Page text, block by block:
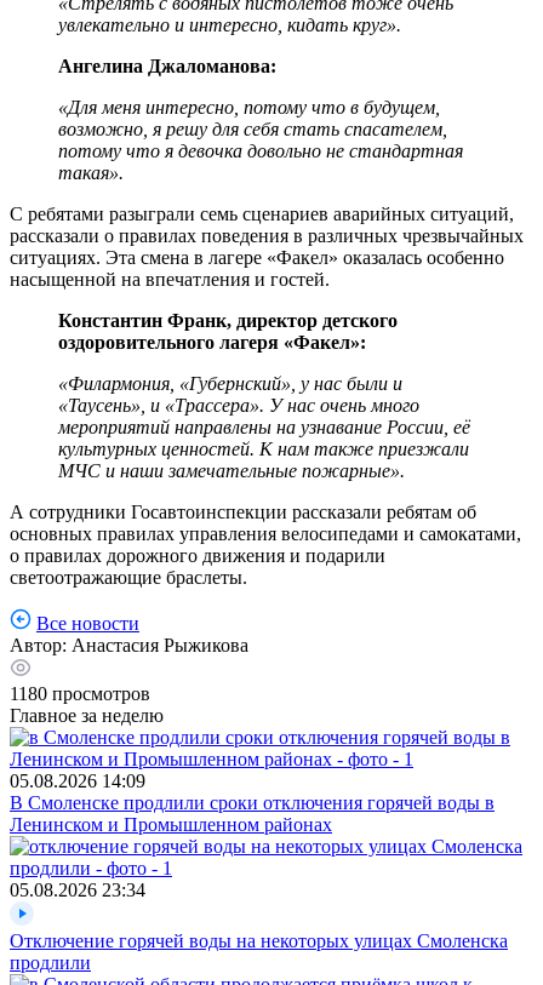
увлекательно и интересно, кидать круг».
Ангелина Джаломанова:
«Для меня интересно, потому что в будущем,
возможно, я решу для себя стать спасателем,
потому что я девочка довольно не стандартная
такая».
С ребятами разыграли семь сценариев аварийных ситуаций,
рассказали о правилах поведения в различных чрезвычайных
ситуациях. Эта смена в лагере «Факел» оказалась особенно
насыщенной на впечатления и гостей.
Константин Франк, директор детского
оздоровительного лагеря «Факел»:
«Филармония, «Губернский», у нас были и
«Таусень», и «Трассера». У нас очень много
мероприятий направлены на узнавание России, её
культурных ценностей. К нам также приезжали
МЧС и наши замечательные пожарные».
А сотрудники Госавтоинспекции рассказали ребятам об
основных правилах управления велосипедами и самокатами,
о правилах дорожного движения и подарили
светоотражающие браслеты.
Все новости
Автор: Анастасия Рыжикова
1180 просмотров
Главное за неделю
05.08.2026 14:09
В Смоленске продлили сроки отключения горячей воды в
Ленинском и Промышленном районах
05.08.2026 23:34
Отключение горячей воды на некоторых улицах Смоленска
продлили